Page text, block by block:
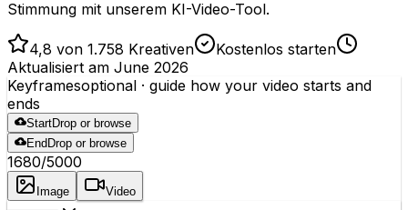
Stimmung mit unserem KI-Video-Tool.
4,8 von 1.758 Kreativen
Kostenlos starten
Aktualisiert am June 2026
Keyframesoptional · guide how your video starts and
ends
StartDrop or browse
End Drop or browse
1680/5000
Image Video